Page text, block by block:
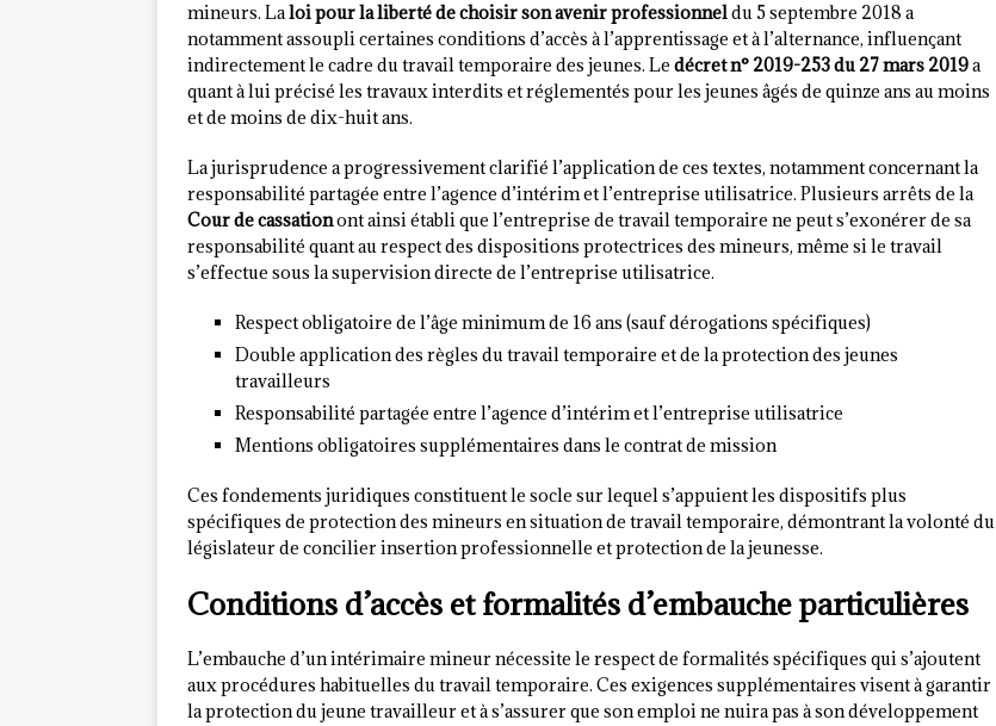
mineurs. Laloi pour la liberté de choisir son avenir professionneldu 5 septembre 2018 a
notamment assoupli certaines conditions d’accès à l’apprentissage et à l’alternance, influençant
indirectement le cadre du travail temporaire des jeunes. Le décret n° 2019-253 du 27 mars 2019a
quant à lui précisé les travaux interdits et réglementés pour les jeunes âgés de quinze ans au moins
et de moins de dix-huit ans.
La jurisprudence a progressivement clarifié l’application de ces textes, notamment concernant la
responsabilité partagée entre l’agence d’intérim et l’entreprise utilisatrice. Plusieurs arrêts de la
Cour de cassationont ainsi établi que l’entreprise de travail temporaire ne peut s’exonérer de sa
responsabilité quant au respect des dispositions protectrices des mineurs, même si le travail
s’effectue sous la supervision directe de l’entreprise utilisatrice.
Respect obligatoire de l’âge minimum de 16 ans (sauf dérogations spécifiques)
Double application des règles du travail temporaire et de la protection des jeunes
travailleurs
Responsabilité partagée entre l’agence d’intérim et l’entreprise utilisatrice
Mentions obligatoires supplémentaires dans le contrat de mission
Ces fondements juridiques constituent le socle sur lequel s’appuient les dispositifs plus
spécifiques de protection des mineurs en situation de travail temporaire, démontrant la volonté du
législateur de concilier insertion professionnelle et protection de la jeunesse.
Conditions d’accès et formalités d’embauche particulières
L’embauche d’un intérimaire mineur nécessite le respect de formalités spécifiques qui s’ajoutent
aux procédures habituelles du travail temporaire. Ces exigences supplémentaires visent à garantir
la protection du jeune travailleur et à s’assurer que son emploi ne nuira pas à son développement